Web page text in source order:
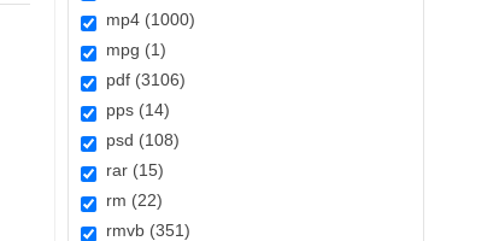
mp4 (1000)
mpg (1)
pdf (3106)
pps (14)
psd (108)
rar (15)
rm (22)
rmvb (351)